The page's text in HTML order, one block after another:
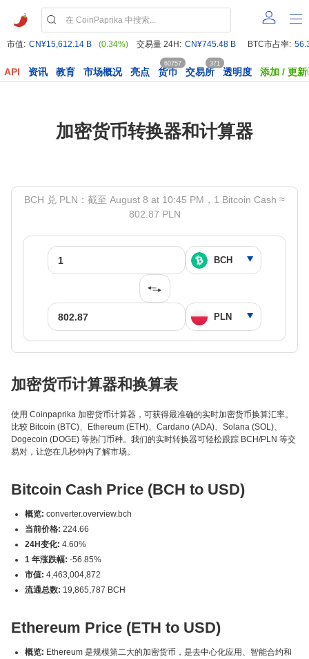
市值: CN¥15,612.14 B (0.34%) 交易量 24H: CN¥745.48 B BTC市占率:
API 资讯 教育 市场概况 亮点 货币
60757
交易所
371
透明度 添加 / 更新
加密货币转换器和计算器
BCH 兑 PLN：截至 August 8 at 10:45 PM，1 Bitcoin Cash ≈
802.87 PLN
加密货币计算器和换算表
使用 Coinpaprika 加密货币计算器，可获得最准确的实时加密货币换算汇率。
比较 Bitcoin (BTC)、Ethereum (ETH)、Cardano (ADA)、Solana (SOL)、
Dogecoin (DOGE) 等热门币种。我们的实时转换器可轻松跟踪 BCH/PLN 等交
易对，让您在几秒钟内了解市场。
Bitcoin Cash Price (BCH to USD)
概览: converter.overview.bch
当前价格: 224.66
24H变化: 4.60%
1 年涨跌幅: -56.85%
市值: 4,463,004,872
流通总数: 19,865,787 BCH
Ethereum Price (ETH to USD)
概览: Ethereum 是规模第二大的加密货币，是去中心化应用、智能合约和